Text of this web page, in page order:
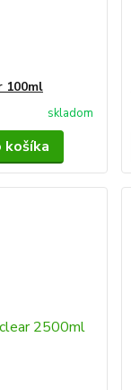
100ml
skladom
košíka